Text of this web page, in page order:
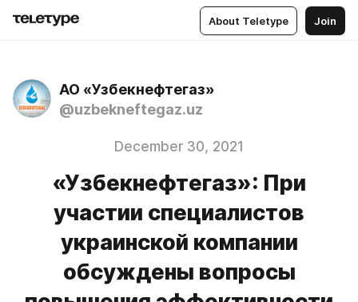
About Teletype Join
АО «Узбекнефтегаз»
@uzbekneftegaz.uz
December 30, 2021
«Узбекнефтегаз»: При
участии специалистов
украинской компании
обсуждены вопросы